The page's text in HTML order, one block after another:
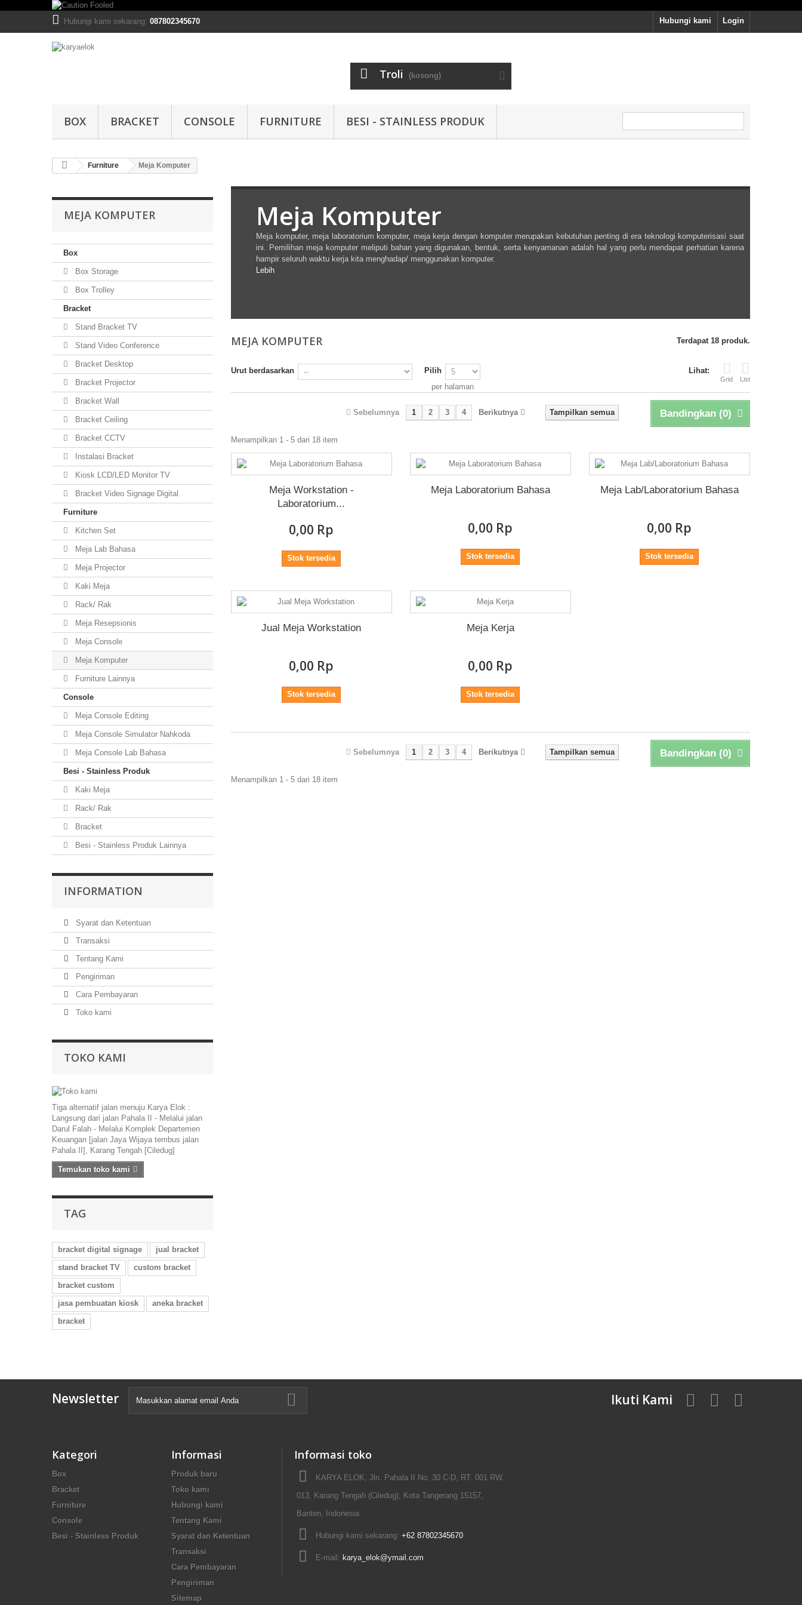
Login
Hubungi kami
Hubungi kami sekarang: 087802345670
Troli (kosong)
BOX BRACKET CONSOLE FURNITURE BESI - STAINLESS PRODUK
Furniture Meja Komputer
MEJA KOMPUTER
Box
Box Storage
Box Trolley
Bracket
Stand Bracket TV
Stand Video Conference
Bracket Desktop
Bracket Projector
Bracket Wall
Bracket Ceiling
Bracket CCTV
Instalasi Bracket
Kiosk LCD/LED Monitor TV
Bracket Video Signage Digital
Furniture
Kitchen Set
Meja Lab Bahasa
Meja Projector
Kaki Meja
Rack/ Rak
Meja Resepsionis
Meja Console
Meja Komputer
Furniture Lainnya
Console
Meja Console Editing
Meja Console Simulator Nahkoda
Meja Console Lab Bahasa
Besi - Stainless Produk
Kaki Meja
Rack/ Rak
Bracket
Besi - Stainless Produk Lainnya
INFORMATION
Syarat dan Ketentuan
Transaksi
Tentang Kami
Pengiriman
Cara Pembayaran
Toko kami
TOKO KAMI
Tiga alternatif jalan menuju Karya Elok :
Langsung dari jalan Pahala II - Melalui jalan
Darul Falah - Melalui Komplek Departemen
Keuangan [jalan Jaya Wijaya tembus jalan
Pahala II], Karang Tengah [Ciledug]
Temukan toko kami
TAG
bracket digital signage
jual bracket
stand bracket TV
custom bracket
bracket custom
jasa pembuatan kiosk
aneka bracket
bracket
Meja Komputer
Meja komputer, meja laboratorium komputer, meja kerja dengan komputer merupakan kebutuhan penting di era teknologi komputerisasi saat
ini. Pemilihan meja komputer meliputi bahan yang digunakan, bentuk, serta kenyamanan adalah hal yang perlu mendapat perhatian karena
hampir seluruh waktu kerja kita menghadap/ menggunakan komputer.
Lebih
MEJA KOMPUTER Terdapat 18 produk.
Lihat:
Grid List
Urut berdasarkan
Pilih
per halaman
Bandingkan (0)
Tampilkan semua
Sebelumnya 1 2 3 4 Berikutnya
Menampilkan 1 - 5 dari 18 item
Meja Workstation -
Laboratorium...
0,00 Rp‎
Stok tersedia
Meja Laboratorium Bahasa
0,00 Rp‎
Stok tersedia
Meja Lab/Laboratorium Bahasa
0,00 Rp‎
Stok tersedia
Jual Meja Workstation
0,00 Rp‎
Stok tersedia
Meja Kerja
0,00 Rp‎
Stok tersedia
Bandingkan (0)
Tampilkan semua
Sebelumnya 1 2 3 4 Berikutnya
Menampilkan 1 - 5 dari 18 item
Newsletter Ikuti Kami
Kategori
Box
Bracket
Furniture
Console
Besi - Stainless Produk
Informasi
Produk baru
Toko kami
Hubungi kami
Tentang Kami
Syarat dan Ketentuan
Transaksi
Cara Pembayaran
Pengiriman
Sitemap
Informasi toko
KARYA ELOK, Jln. Pahala II No. 30 C-D, RT. 001 RW.
013, Karang Tengah (Ciledug), Kota Tangerang 15157,
Banten, Indonesia
Hubungi kami sekarang: +62 87802345670
E-mail: karya_elok@ymail.com